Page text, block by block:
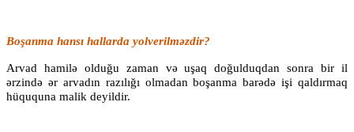
Boşanma hansı hallarda yolverilməzdir?
Arvad hamilə olduğu zaman və uşaq doğulduqdan sonra bir il
ərzində ər arvadın razılığı olmadan boşanma barədə işi qaldırmaq
hüququna malik deyildir.